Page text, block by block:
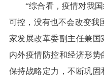
“综合看，疫情对我
可控，没有也不会改变我
家发展改革委副主任兼国
内外疫情防控和经济形势
保持战略定力，不断巩